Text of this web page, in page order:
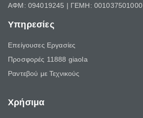
ΑΦΜ: 094019245 | ΓΕΜΗ: 001037501000
Υπηρεσίες
Επείγουσες Εργασίες
Προσφορές 11888 giaola
Ραντεβού με Τεχνικούς
Χρήσιμα